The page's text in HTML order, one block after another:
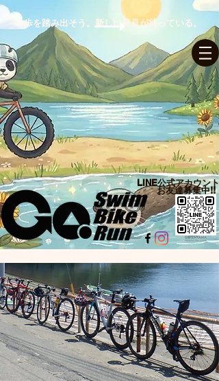
ログイン
一歩を踏み出そう。新しい発見が待っている。
LINE公式アカウント​
お友達募集中!!